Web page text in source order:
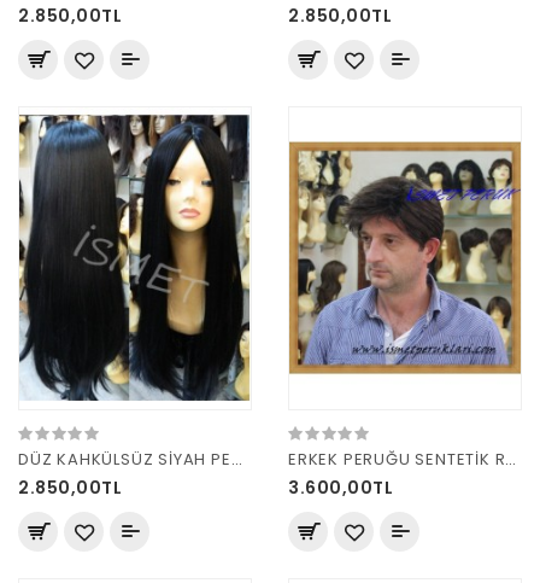
2.850,00TL 2.850,00TL
DÜZ KAHKÜLSÜZ SİYAH PERUK
2.850,00TL
ERKEK PERUĞU SENTETİK RENK 4
3.600,00TL